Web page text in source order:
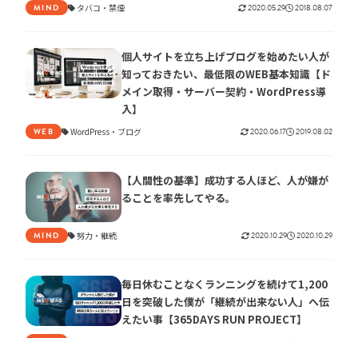
MIND タバコ 禁煙 2020.05.29 2018.08.07
個人サイトを立ち上げブログを始めたい人が
知っておきたい、最低限のWEB基本知識【ド
メイン取得・サーバー契約・WordPress導
入】
WEB WordPress ブログ 2020.06.17 2019.08.02
【人間性の基準】成功する人ほど、人が嫌が
ることを率先してやる。
MIND 努力 継続 2020.10.29 2020.10.29
毎日休むことなくランニングを続けて1,200
日を突破した僕が「継続が出来ない人」へ伝
えたい事【365DAYS RUN PROJECT】